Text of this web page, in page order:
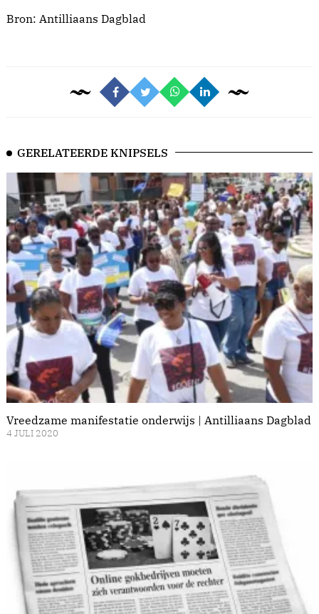
Bron: Antilliaans Dagblad
GERELATEERDE KNIPSELS
Vreedzame manifestatie onderwijs | Antilliaans Dagblad
4 JULI 2020